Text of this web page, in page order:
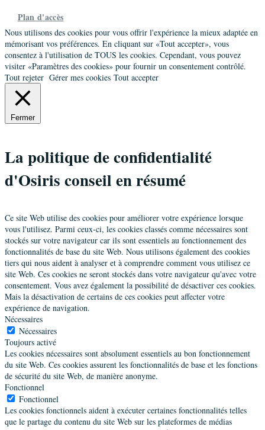
Plan d'accès
Nous utilisons des cookies pour vous offrir l'expérience la mieux adaptée en
mémorisant vos préférences. En cliquant sur «Tout accepter», vous
consentez à l'utilisation de TOUS les cookies. Cependant, vous pouvez
visiter «Paramètres des cookies» pour fournir un consentement contrôlé.
Tout rejeter Gérer mes cookies Tout accepter
Fermer
La politique de confidentialité
d'Osiris conseil en résumé
Ce site Web utilise des cookies pour améliorer votre expérience lorsque
vous l'utilisez. Parmi ceux-ci, les cookies classés comme nécessaires sont
stockés sur votre navigateur car ils sont essentiels au fonctionnement des
fonctionnalités de base du site Web. Nous utilisons également des cookies
tiers qui nous aident à analyser et à comprendre comment vous utilisez ce
site Web. Ces cookies ne seront stockés dans votre navigateur qu'avec votre
consentement. Vous avez également la possibilité de désactiver ces cookies.
Mais la désactivation de certains de ces cookies peut affecter votre
expérience de navigation.
Nécessaires
Nécessaires
Toujours activé
Les cookies nécessaires sont absolument essentiels au bon fonctionnement
du site Web. Ces cookies assurent les fonctionnalités de base et les fonctions
de sécurité du site Web, de manière anonyme.
Fonctionnel
Fonctionnel
Les cookies fonctionnels aident à exécuter certaines fonctionnalités telles
que le partage du contenu du site Web sur les plateformes de médias